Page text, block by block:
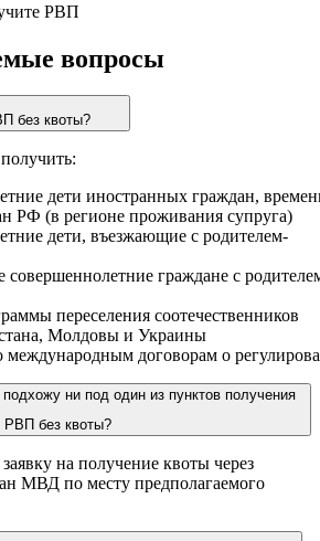
РВП
вопросы
без квоты?
получить:
дети иностранных граждан,
РФ (в регионе проживания супруга)
дети, въезжающие с родителем-
совершеннолетние граждане с
переселения соотечественников
Молдовы и Украины
международным договорам о
ни под один из пунктов получения
РВП без квоты?
на получение квоты через
МВД по месту предполагаемого